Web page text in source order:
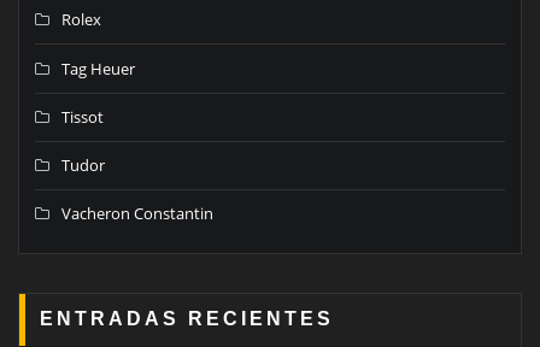
Rolex
Tag Heuer
Tissot
Tudor
Vacheron Constantin
ENTRADAS RECIENTES